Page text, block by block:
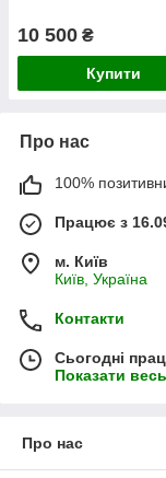
10 500 ₴
Купити
Про нас
100%
Працює з
м. Київ
Київ, Україна
Контакти
Сьогодні
Показати
Про нас